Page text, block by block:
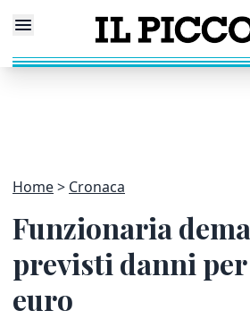
Home Cronaca
Funzionaria
previsti danni
euro